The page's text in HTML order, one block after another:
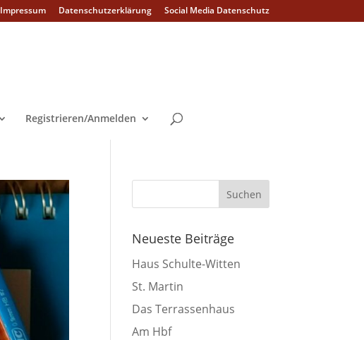
Impressum Datenschutzerklärung Social Media Datenschutz
Registrieren/Anmelden
Neueste Beiträge
Haus Schulte-Witten
St. Martin
Das Terrassenhaus
Am Hbf